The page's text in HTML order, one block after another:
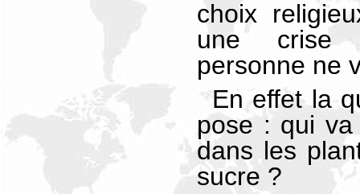
choix
une crise
personne ne
En effet la
pose : qui va
dans les
sucre ?